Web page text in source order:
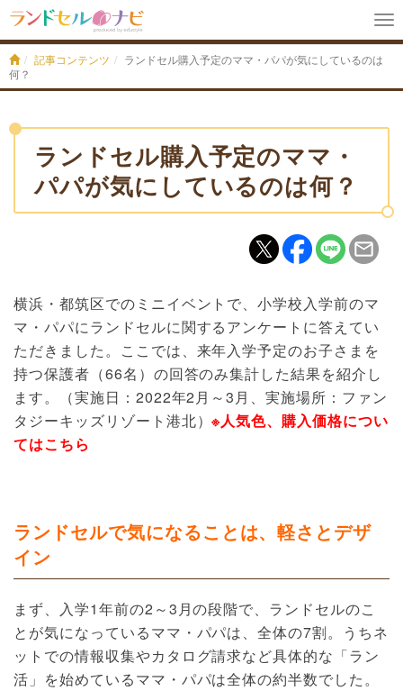
記事コンテンツ
ランドセル購入予定のママ・パパが気にしているのは
何？
ランドセル購入予定のママ・
パパが気にしているのは何？
横浜・都筑区でのミニイベントで、小学校入学前のマ
マ・パパにランドセルに関するアンケートに答えてい
ただきました。ここでは、来年入学予定のお子さまを
持つ保護者（66名）の回答のみ集計した結果を紹介し
ます。（実施日：2022年2月～3月、実施場所：ファン
タジーキッズリゾート港北）※人気色、購入価格につい
てはこちら
ランドセルで気になることは、軽さとデザ
イン
まず、入学1年前の2～3月の段階で、ランドセルのこ
とが気になっているママ・パパは、全体の7割。うちネ
ットでの情報収集やカタログ請求など具体的な「ラン
活」を始めているママ・パパは全体の約半数でした。